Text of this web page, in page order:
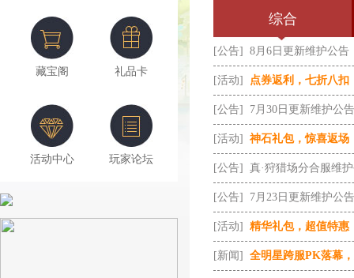
藏宝阁 礼品卡
活动中心 玩家论坛
综合
[公告] 8月6日更新维护公告
[活动] 点券返利，七折八扣
[公告] 7月30日更新维护公告
[活动] 神石礼包，惊喜返场
[公告] 真·狩猎场分合服维
[公告] 7月23日更新维护公告
[活动] 精华礼包，超值特惠
[新闻] 全明星跨服PK落幕